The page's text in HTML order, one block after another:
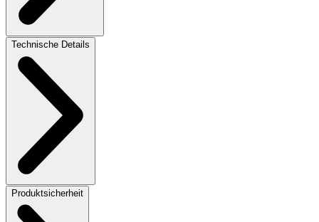
Technische Details
Produktsicherheit